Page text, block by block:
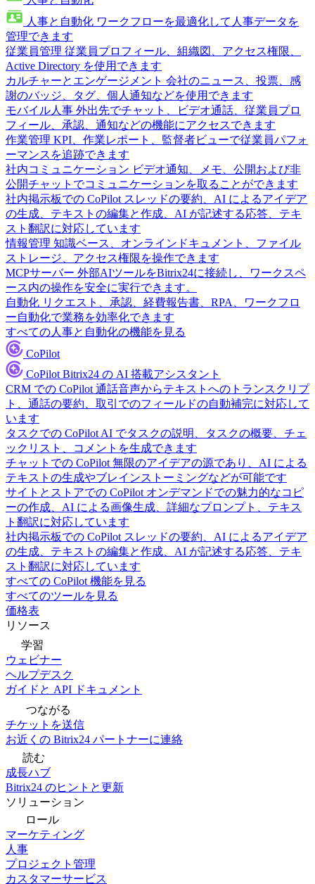
人事と自動化 ワークフローを最適化して人事データを
管理できます
従業員管理 従業員プロフィール、組織図、アクセス権限、
Active Directory を使用できます
カルチャーとエンゲージメント 会社のニュース、投票、感
謝のバッジ、タグ、個人通知などを使用できます
モバイル人事 外出先でチャット、ビデオ通話、従業員プロ
フィール、承認、通知などの機能にアクセスできます
作業管理 KPI、作業レポート、監督者ビューで従業員パフォ
ーマンスを追跡できます
社内コミュニケーション ビデオ通知、メモ、公開および非
公開チャットでコミュニケーションを取ることができます
社内掲示板での CoPilot スレッドの要約、AI によるアイデア
の生成、テキストの編集と作成、AI が記述する応答、テキ
スト翻訳に対応しています
情報管理 知識ベース、オンラインドキュメント、ファイル
ストレージ、アクセス権限を操作できます
MCPサーバー 外部AIツールをBitrix24に接続し、ワークスペ
ース内の操作を安全に実行できます。
自動化 リクエスト、承認、経費報告書、RPA、ワークフロ
ー自動化で業務を効率化できます
すべての人事と自動化の機能を見る
CoPilot
CoPilot Bitrix24 の AI 搭載アシスタント
CRM での CoPilot 通話音声からテキストへのトランスクリプ
ト、通話の要約、取引でのフィールドの自動補完に対応して
います
タスクでの CoPilot AI でタスクの説明、タスクの概要、チェ
ックリスト、コメントを生成できます
チャットでの CoPilot 無限のアイデアの源であり、AI による
テキストの生成やブレインストーミングなどが可能です
サイトとストアでの CoPilot オンデマンドでの魅力的なコピ
ーの作成、AI による画像生成、詳細なプロンプト、テキス
ト翻訳に対応しています
社内掲示板での CoPilot スレッドの要約、AI によるアイデア
の生成、テキストの編集と作成、AI が記述する応答、テキ
スト翻訳に対応しています
すべての CoPilot 機能を見る
すべてのツールを見る
価格表
リソース
学習
ウェビナー
ヘルプデスク
ガイドと API ドキュメント
つながる
チケットを送信
お近くの Bitrix24 パートナーに連絡
読む
成長ハブ
Bitrix24 のヒントと更新
ソリューション
ロール
マーケティング
人事
プロジェクト管理
カスタマーサービス